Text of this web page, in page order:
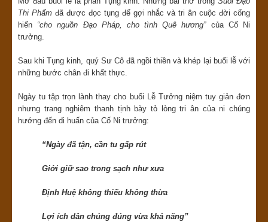
Thi Phẩmđã được đọc tụng để gợi nhắc và tri ân cuộc đời cống
hiến “cho nguồn Đạo Pháp, cho tình Quê hương”của Cố Ni
trưởng.
Sau khi Tụng kinh, quý Sư Cô đã ngồi thiền và khép lại buổi lễ với
những bước chân đi khất thực.
Ngày tu tập trọn lành thay cho buổi Lễ Tưởng niệm tuy giản đơn
nhưng trang nghiêm thanh tịnh bày tỏ lòng tri ân của ni chúng
hướng đến di huấn của Cố Ni trưởng:
“Ngày đã tận, cần tu gấp rút
Giới giữ sao trong sạch như xưa
Định Huệ không thiếu không thừa
Lợi ích dân chúng đúng vừa khả năng”